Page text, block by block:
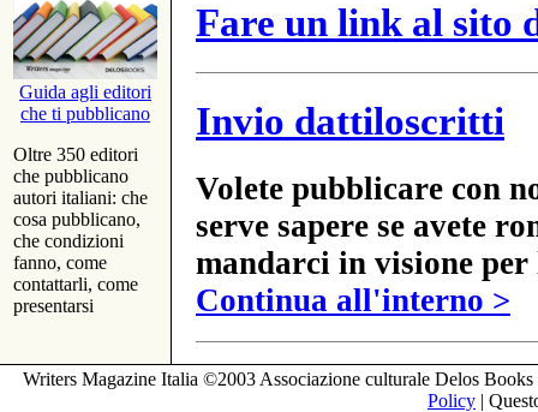
Guida agli editori
che ti pubblicano
Oltre 350 editori
che pubblicano
autori italiani: che
cosa pubblicano,
che condizioni
fanno, come
contattarli, come
presentarsi
Fare un link al sito
Invio dattiloscritti
Volete pubblicare con
serve sapere se avete
mandarci in visione
Continua all'interno >
Writers Magazine Italia ©2003 Associazione culturale Delos
Policy |